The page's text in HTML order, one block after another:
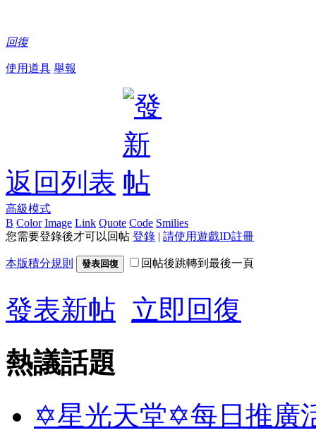
回復
使用道具 舉報
返回列表
高級模式
B Color Image Link Quote Code Smilies
您需要登錄後才可以回帖 登錄 | 請使用遊戲ID註冊
本版積分規則 發表回復 回帖後跳轉到最後一頁
發表新帖 立即回復
熱議話題
✡星光天堂✡每日推廣